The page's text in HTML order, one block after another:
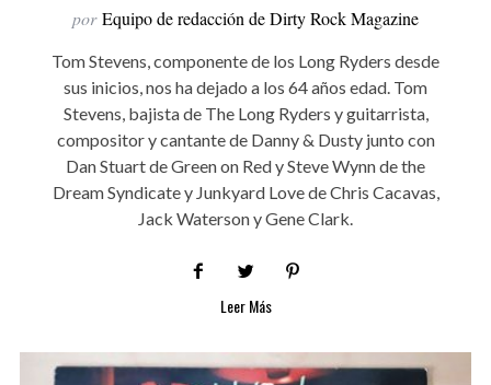
por Equipo de redacción de Dirty Rock Magazine
Tom Stevens, componente de los Long Ryders desde
sus inicios, nos ha dejado a los 64 años edad. Tom
Stevens, bajista de The Long Ryders y guitarrista,
compositor y cantante de Danny & Dusty junto con
Dan Stuart de Green on Red y Steve Wynn de the
Dream Syndicate y Junkyard Love de Chris Cacavas,
Jack Waterson y Gene Clark.
Leer Más